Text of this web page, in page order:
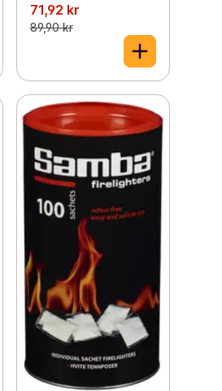
71,92 kr
89,90 kr